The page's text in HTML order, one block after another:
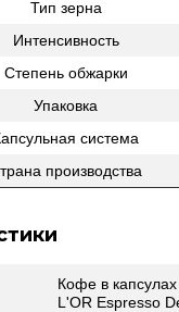
Тип зерна
Интенсивность
Степень обжарки
Упаковка
система
производства
Кофе в
L'OR Espresso